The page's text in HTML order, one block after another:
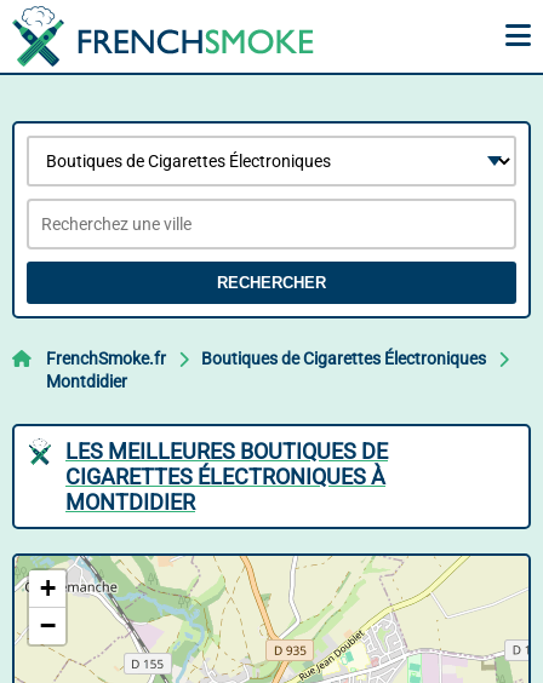
RECHERCHER
FrenchSmoke.fr
Boutiques de Cigarettes Électroniques
Montdidier
LES MEILLEURES BOUTIQUES DE
CIGARETTES ÉLECTRONIQUES À
MONTDIDIER
+
−